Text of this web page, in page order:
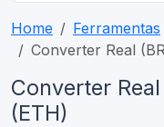
Home
Ferramentas
Converter Real
Converter
(ETH)